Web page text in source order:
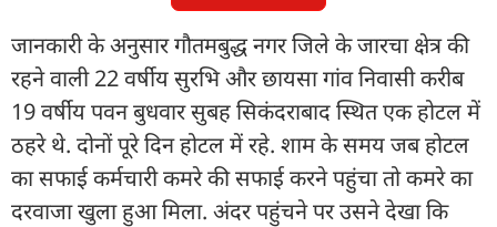
जानकारी के अनुसार गौतमबुद्ध नगर जिले के जारचा क्षेत्र की
रहने वाली 22 वर्षीय सुरभि और छायसा गांव निवासी करीब
19 वर्षीय पवन बुधवार सुबह सिकंदराबाद स्थित एक होटल में
ठहरे थे. दोनों पूरे दिन होटल में रहे. शाम के समय जब होटल
का सफाई कर्मचारी कमरे की सफाई करने पहुंचा तो कमरे का
दरवाजा खुला हुआ मिला. अंदर पहुंचने पर उसने देखा कि